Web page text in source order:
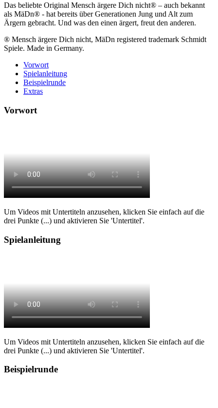
Das beliebte Original Mensch ärgere Dich nicht® – auch bekannt
als MäDn® - hat bereits über Generationen Jung und Alt zum
Ärgern gebracht. Und was den einen ärgert, freut den anderen.
® Mensch ärgere Dich nicht, MäDn registered trademark Schmidt
Spiele. Made in Germany.
Vorwort
Spielanleitung
Beispielrunde
Extras
Vorwort
Um Videos mit Untertiteln anzusehen, klicken Sie einfach auf die
drei Punkte (...) und aktivieren Sie 'Untertitel'.
Spielanleitung
Um Videos mit Untertiteln anzusehen, klicken Sie einfach auf die
drei Punkte (...) und aktivieren Sie 'Untertitel'.
Beispielrunde